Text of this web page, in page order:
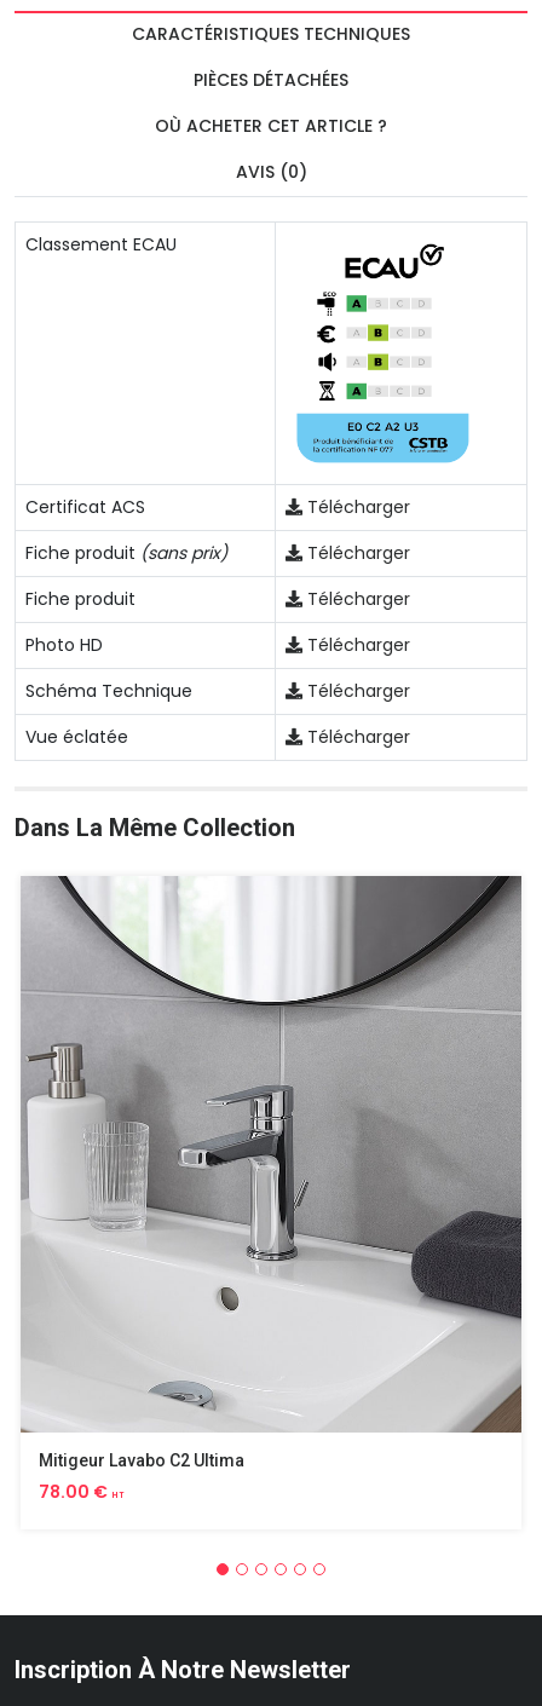
CARACTÉRISTIQUES TECHNIQUES
PIÈCES DÉTACHÉES
OÙ ACHETER CET ARTICLE ?
AVIS (0)
Classement ECAU
Certificat ACS
Télécharger
Fiche produit (sans prix)
Télécharger
Fiche produit
Télécharger
Photo HD
Télécharger
Schéma Technique
Télécharger
Vue éclatée
Télécharger
Dans La Même Collection
Mitigeur Lavabo C2 Ultima
78.00 € HT
Inscription À Notre Newsletter